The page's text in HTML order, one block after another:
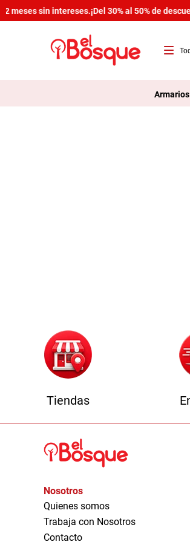
meses sin intereses.¡Del 30% al 50% de
Armarios
Tiendas
Nosotros
Quienes somos
Trabaja con Nosotros
Contacto